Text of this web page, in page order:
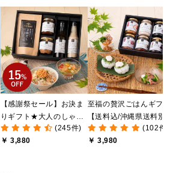
【感謝祭セール】お決ま
りギフト★大人のしゃけ
しゃけめんたい入り【送
料込/沖縄県送料別途】
(245件)
￥ 3,880
至福の贅沢ごはんギフト
【送料込/沖縄県送料別
途】【化粧箱包装付/オン
ライン限定】
(102件)
￥ 3,980